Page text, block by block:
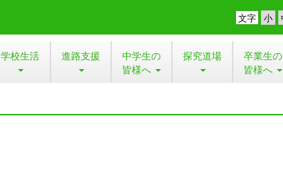
文字
学校生活 進路支援
中学生の
皆様へ
探究道場
卒業生の
皆様へ